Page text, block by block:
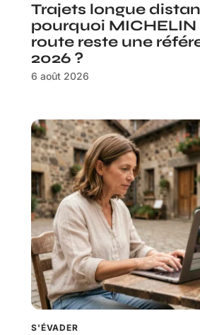
Trajets longue
pourquoi
route reste une
2026 ?
6 août 2026
S'ÉVADER